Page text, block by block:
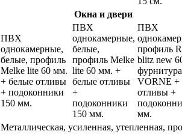
Окна и двери
ПВХ
однокамерные,
белые, профиль
Melke lite 60 мм.
+ белые отливы
+ подоконники
150 мм.
ПВХ
однокамерные,
белые,
профиль Melke
lite 60 мм. +
белые отливы
+
подоконники
150 мм.
ПВХ
профиль
blitz new
фурнитура
VORNE +
отливы +
мм.
Металлическая, усиленная, утепленная,